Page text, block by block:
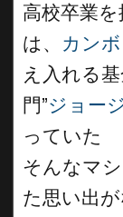
高校卒業
は、 カン
え入れる
門”ジョー
っていた
そんなマ
た思い出